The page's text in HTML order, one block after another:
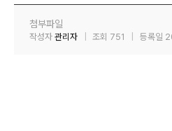
첨부파일
작성자관리자 조회 751 등록일